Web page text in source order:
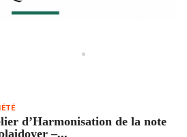
d’Harmonisation de la note
–...